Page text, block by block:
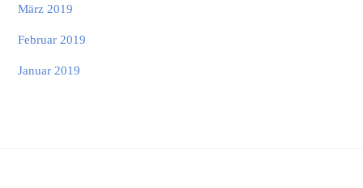
März 2019
Februar 2019
Januar 2019